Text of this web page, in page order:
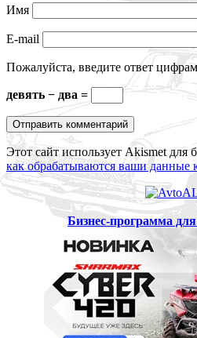
Имя
E-mail
Пожалуйста, введите ответ
девять − два =
Этот сайт использует Akismet для
как обрабатываются ваши данные
Бизнес-программа